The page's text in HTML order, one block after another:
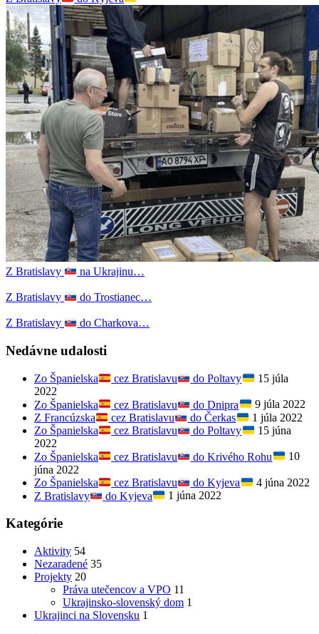
Z Bratislavy na Ukrajinu…
Z Bratislavy do Trostianec…
Z Bratislavy do Charkova…
Nedávne udalosti
Zo Španielska cez Bratislavu do Poltavy
15 júla
2022
Zo Španielska
cez Bratislavu do Dnipra
9 júla 2022
Z Francúzska
cez Bratislavu do Čerkas
1 júla 2022
Zo Španielska
cez Bratislavu do Poltavy
15 júna
2022
Zo Španielska
cez Bratislavu do Krivého Rohu
10
júna 2022
Zo Španielska
cez Bratislavu do Kyjeva
4 júna 2022
Z Bratislavy
do Kyjeva 1 júna 2022
Kategórie
Aktivity 54
Nezaradené 35
Projekty 20
Práva utečencov a VPO 11
Ukrajinsko-slovenský dom 1
Ukrajinci na Slovensku 1